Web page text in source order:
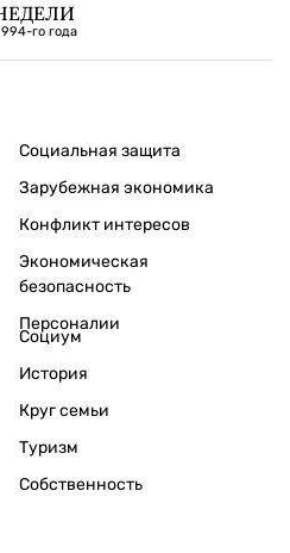
го года
Социальная защита
Зарубежная экономика
Конфликт интересов
Экономическая
безопасность
Персоналии
Социум
История
Круг семьи
Туризм
Собственность